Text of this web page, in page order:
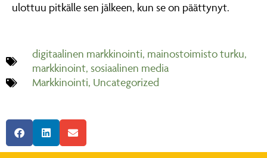
ulottuu pitkälle sen jälkeen, kun se on päättynyt.
digitaalinen markkinointi, mainostoimisto turku,
markkinoint, sosiaalinen media
Markkinointi, Uncategorized